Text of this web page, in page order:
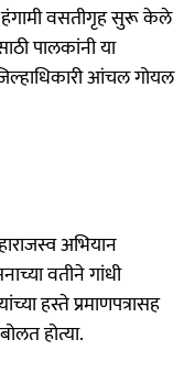
हंगामी वसतीगृह सुरू केले
पालकांनी या
आंचल गोयल
अभियान
वतीने गांधी
हस्ते प्रमाणपत्रासह
होत्या.